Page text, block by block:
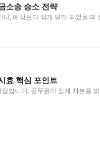
소송 승소 전략
, 예상보다 적게 받게 되었을
효 핵심 포인트
입니다. 공무원이 징계 처분을